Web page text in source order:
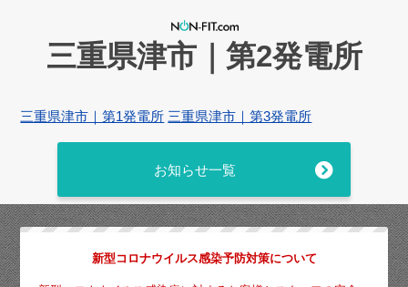
三重県津市｜第2発電所
三重県津市｜第1発電所 三重県津市｜第3発電所
お知らせ一覧
新型コロナウイルス感染予防対策について